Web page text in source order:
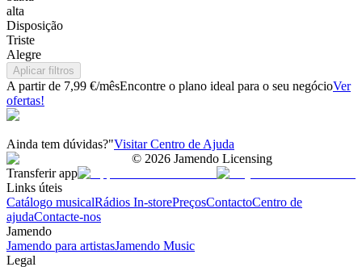
alta
Disposição
Triste
Alegre
Aplicar filtros
A partir de 7,99 €/mêsEncontre o plano ideal para o seu negócioVer
ofertas!
Ainda tem dúvidas?"Visitar Centro de Ajuda
© 2026 Jamendo Licensing
Transferir app
Links úteis
Catálogo musicalRádios In-storePreçosContactoCentro de
ajudaContacte-nos
Jamendo
Jamendo para artistasJamendo Music
Legal